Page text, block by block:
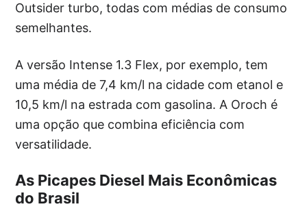
Outsider turbo, todas com médias de consumo
semelhantes.
A versão Intense 1.3 Flex, por exemplo, tem
uma média de 7,4 km/l na cidade com etanol e
10,5 km/l na estrada com gasolina. A Oroch é
uma opção que combina eficiência com
versatilidade.
As Picapes Diesel Mais Econômicas
do Brasil